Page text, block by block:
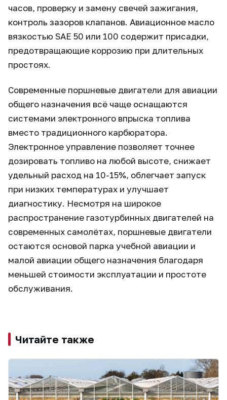
часов, проверку и замену свечей зажигания,
контроль зазоров клапанов. Авиационное масло
вязкостью SAE 50 или 100 содержит присадки,
предотвращающие коррозию при длительных
простоях.
Современные поршневые двигатели для авиации
общего назначения всё чаще оснащаются
системами электронного впрыска топлива
вместо традиционного карбюратора.
Электронное управление позволяет точнее
дозировать топливо на любой высоте, снижает
удельный расход на 10-15%, облегчает запуск
при низких температурах и улучшает
диагностику. Несмотря на широкое
распространение газотурбинных двигателей на
современных самолётах, поршневые двигатели
остаются основой парка учебной авиации и
малой авиации общего назначения благодаря
меньшей стоимости эксплуатации и простоте
обслуживания.
Читайте также